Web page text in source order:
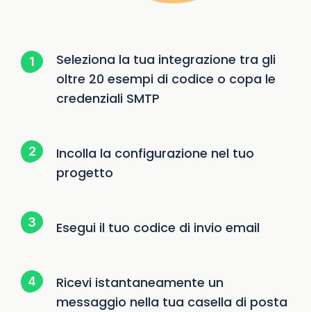
Seleziona la tua integrazione tra gli
oltre 20 esempi di codice o copa le
credenziali SMTP
Incolla la configurazione nel tuo
progetto
Esegui il tuo codice di invio email
Ricevi istantaneamente un
messaggio nella tua casella di posta